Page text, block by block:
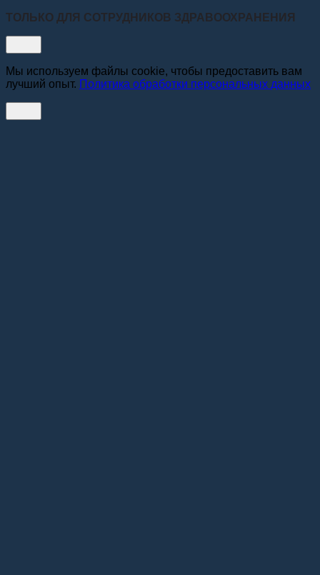
ТОЛЬКО ДЛЯ СОТРУДНИКОВ ЗДРАВООХРАНЕНИЯ
Мы используем файлы cookie, чтобы предоставить вам
лучший опыт. Политика обработки персональных данных